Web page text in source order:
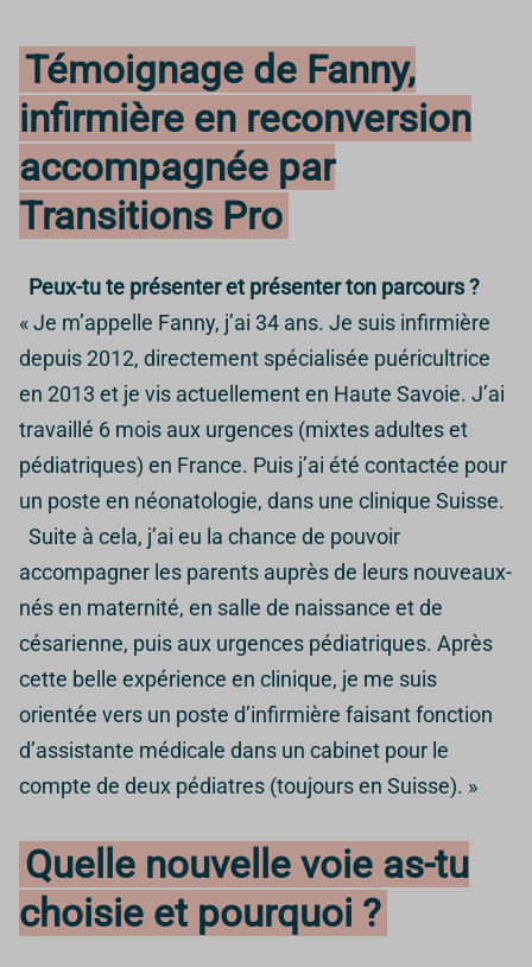
Témoignage de Fanny,
infirmière en reconversion
accompagnée par
Transitions Pro
Peux-tu te présenter et présenter ton parcours ?
« Je m’appelle Fanny, j’ai 34 ans. Je suis infirmière
depuis 2012, directement spécialisée puéricultrice
en 2013 et je vis actuellement en Haute Savoie. J’ai
travaillé 6 mois aux urgences (mixtes adultes et
pédiatriques) en France. Puis j’ai été contactée pour
un poste en néonatologie, dans une clinique Suisse.
Suite à cela, j’ai eu la chance de pouvoir
accompagner les parents auprès de leurs nouveaux-
nés en maternité, en salle de naissance et de
césarienne, puis aux urgences pédiatriques. Après
cette belle expérience en clinique, je me suis
orientée vers un poste d’infirmière faisant fonction
d’assistante médicale dans un cabinet pour le
compte de deux pédiatres (toujours en Suisse). »
Quelle nouvelle voie as-tu
choisie et pourquoi ?